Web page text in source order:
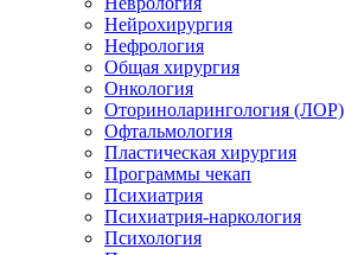
Нейрохирургия
Нефрология
Общая хирургия
Онкология
Оториноларингология (ЛОР)
Офтальмология
Пластическая хирургия
Программы чекап
Психиатрия
Психиатрия-наркология
Психология